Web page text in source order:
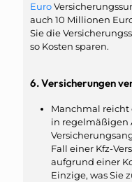
Euro
auch 10 Millionen
Sie die
so Kosten sparen.
6. Versicherungen
Manchmal reicht
in regelmäßigen
Fall einer Kfz-
aufgrund einer
Einzige, was Sie